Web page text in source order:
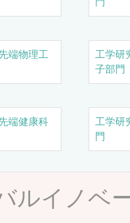
端物理工
工学研
子部門
端健康科
工学研
門
ルイノベ